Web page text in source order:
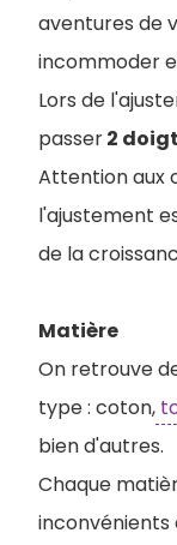
aventures de
incommoder
Lors de
passer2
Attention aux
l'ajustement
de la
Matière
On retrouve
type : coton,
bien d'autres.
Chaque